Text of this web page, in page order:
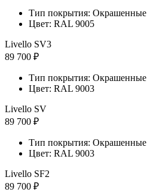
Тип покрытия: Окрашенные
Цвет: RAL 9005
Livello SV3
89 700 ₽
Тип покрытия: Окрашенные
Цвет: RAL 9003
Livello SV
89 700 ₽
Тип покрытия: Окрашенные
Цвет: RAL 9003
Livello SF2
89 700 ₽